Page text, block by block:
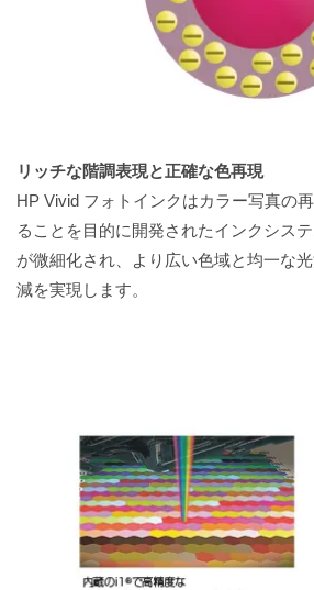
リッチな階調表現と正確な色再現
HP Vivid フォトインクはカラー写真の
ることを目的に開発されたインクシス
が微細化され、より広い色域と均一な
減を実現します。